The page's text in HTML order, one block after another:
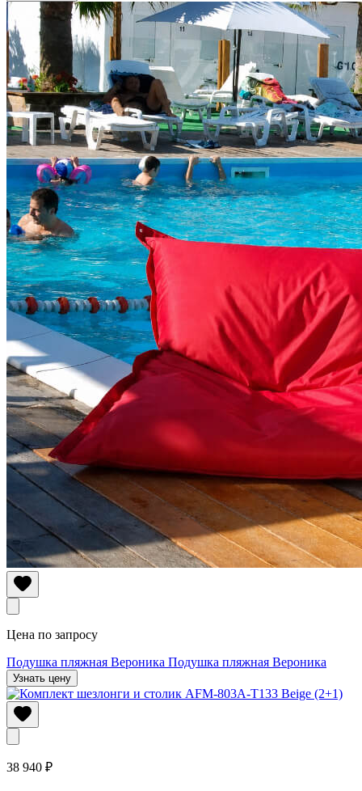
Цена по запросу
Подушка пляжная Вероника Подушка пляжная Вероника
Узнать цену
38 940 ₽